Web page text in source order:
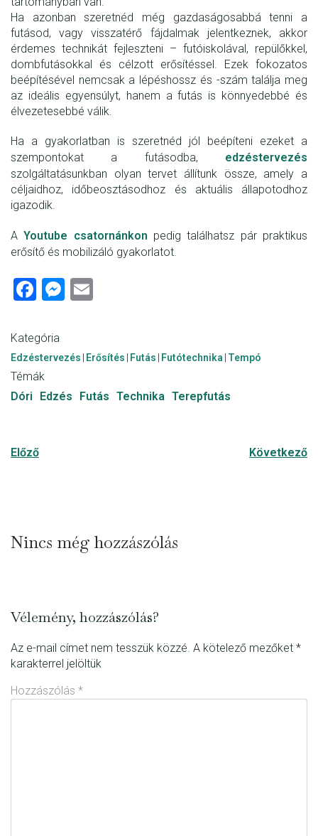
Ha azonban szeretnéd még gazdaságosabbá tenni a
futásod, vagy visszatérő fájdalmak jelentkeznek, akkor
érdemes technikát fejleszteni – futóiskolával, repülőkkel,
dombfutásokkal és célzott erősítéssel. Ezek fokozatos
beépítésével nemcsak a lépéshossz és -szám találja meg
az ideális egyensúlyt, hanem a futás is könnyedebbé és
élvezetesebbé válik.
Ha a gyakorlatban is szeretnéd jól beépíteni ezeket a
szempontokat a futásodba, edzéstervezés
szolgáltatásunkban olyan tervet állítunk össze, amely a
céljaidhoz, időbeosztásodhoz és aktuális állapotodhoz
igazodik.
AYoutube csatornánkon pedig találhatsz pár praktikus
erősítő és mobilizáló gyakorlatot.
Fac
ok
Me
r
Kategória
Edzéstervezés Erősítés Futás Futótechnika Tempó
Témák
Dóri
Edzés Futás Technika Terepfutás
Előző Következő
Nincs még hozzászólás
Vélemény, hozzászólás?
Az e-mail címet nem tesszük közzé. A kötelező mezőket *
karakterrel jelöltük
Hozzászólás *